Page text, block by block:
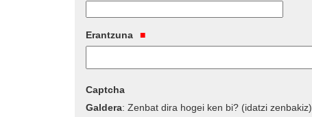
Erantzuna
Captcha
Galdera:Zenbat dira hogei ken bi? (idatzi zenbakiz)